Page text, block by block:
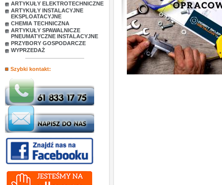
ARTYKUŁY ELEKTROTECHNICZNE
ARTYKUŁY INSTALACYJNE
EKSPLOATACYJNE
CHEMIA TECHNICZNA
ARTYKUŁY SPAWALNICZE
PNEUMATYCZNE INSTALACYJNE
PRZYBORY GOSPODARCZE
WYPRZEDAŻ
Szybki kontakt: